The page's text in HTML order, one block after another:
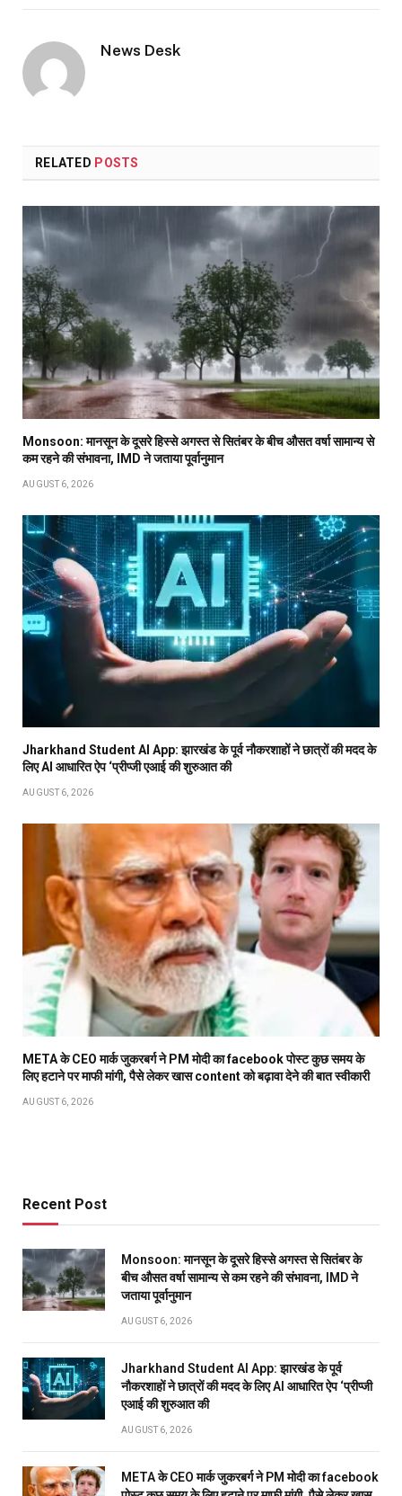
News Desk
RELATED POSTS
Monsoon: मानसून के दूसरे हिस्से अगस्त से सितंबर के बीच औसत वर्षा सामान्य से
कम रहने की संभावना, IMD ने जताया पूर्वानुमान
AUGUST 6, 2026
Jharkhand Student AI App: झारखंड के पूर्व नौकरशाहों ने छात्रों की मदद के
लिए AI आधारित ऐप ‘प्रीप्जी एआई की शुरुआत की
AUGUST 6, 2026
META के CEO मार्क जुकरबर्ग ने PM मोदी का facebook पोस्ट कुछ समय के
लिए हटाने पर माफी मांगी, पैसे लेकर खास content को बढ़ावा देने की बात स्वीकारी
AUGUST 6, 2026
Recent Post
Monsoon: मानसून के दूसरे हिस्से अगस्त से सितंबर के
बीच औसत वर्षा सामान्य से कम रहने की संभावना, IMD ने
जताया पूर्वानुमान
AUGUST 6, 2026
Jharkhand Student AI App: झारखंड के पूर्व
नौकरशाहों ने छात्रों की मदद के लिए AI आधारित ऐप ‘प्रीप्जी
एआई की शुरुआत की
AUGUST 6, 2026
META के CEO मार्क जुकरबर्ग ने PM मोदी का facebook